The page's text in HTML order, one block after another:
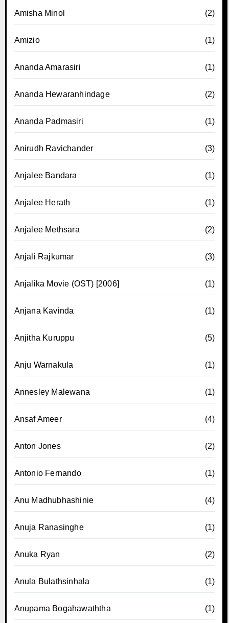
Amisha Minol (2)
Amizio (1)
Ananda Amarasiri (1)
Ananda Hewaranhindage (2)
Ananda Padmasiri (1)
Anirudh Ravichander (3)
Anjalee Bandara (1)
Anjalee Herath (1)
Anjalee Methsara (2)
Anjali Rajkumar (3)
Anjalika Movie (OST) [2006] (1)
Anjana Kavinda (1)
Anjitha Kuruppu (5)
Anju Warnakula (1)
Annesley Malewana (1)
Ansaf Ameer (4)
Anton Jones (2)
Antonio Fernando (1)
Anu Madhubhashinie (4)
Anuja Ranasinghe (1)
Anuka Ryan (2)
Anula Bulathsinhala (1)
Anupama Bogahawaththa (1)